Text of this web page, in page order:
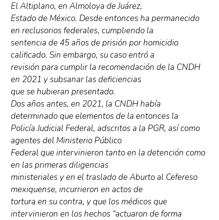
El Altiplano, en Almoloya de Juárez,
Estado de México. Desde entonces ha permanecido
en reclusorios federales, cumpliendo la
sentencia de 45 años de prisión por homicidio
calificado. Sin embargo, su caso entró a
revisión para cumplir la recomendación de la CNDH
en 2021 y subsanar las deficiencias
que se hubieran presentado.
Dos años antes, en 2021, la CNDH había
determinado que elementos de la entonces la
Policía Judicial Federal, adscritos a la PGR, así como
agentes del Ministerio Público
Federal que intervinieron tanto en la detención como
en las primeras diligencias
ministeriales y en el traslado de Aburto al Cefereso
mexiquense, incurrieron en actos de
tortura en su contra, y que los médicos que
intervinieron en los hechos “actuaron de forma